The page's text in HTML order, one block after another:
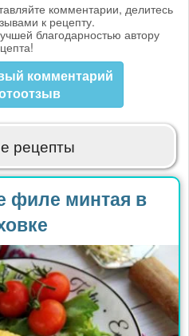
комментарии, делитесь
к рецепту.
благодарностью автору
комментарий
рецепты
филе минтая в